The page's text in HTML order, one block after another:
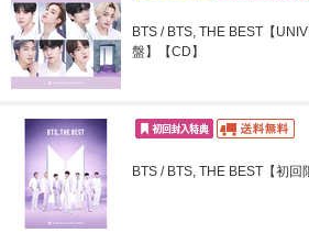
BTS / BTS, THE BEST【
盤】【CD】
BTS / BTS, THE BEST【初回